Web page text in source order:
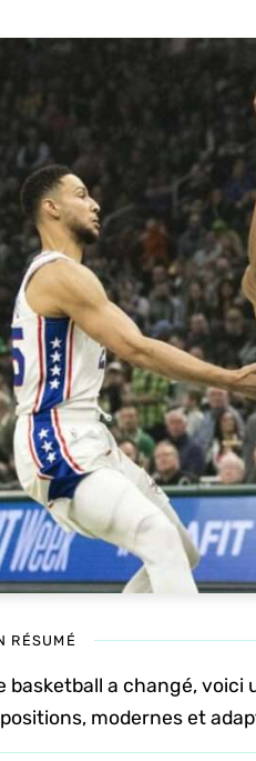
RÉSUMÉ
basketball a changé, voici
modernes et